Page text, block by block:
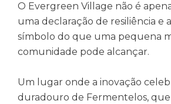
O Evergreen Village não é
uma declaração de resiliência e
símbolo do que uma pequena
comunidade pode alcançar.
Um lugar onde a inovação
duradouro de Fermentelos,